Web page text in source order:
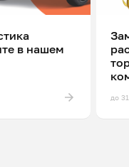
в нашем
до